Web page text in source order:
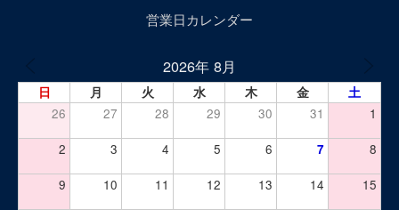
営業日カレンダー
2026年 8月
日 月 火 水 木 金
土
26
27 28 29 30 31 1
2 3 4 5 6 7 8
9 10 11 12 13 14 15